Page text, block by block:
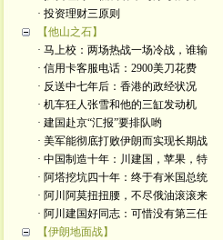
· 投资理财三原则
【他山之石】
· 马上校：两场热战一场冷战，谁输
· 信用卡客服电话：2900美刀花费
· 反送中七年后：香港的政经状况
· 机车狂人张雪和他的三缸发动机
· 建国赴京“汇报”要排队哟
· 美军能彻底打败伊朗而实现长期战
· 中国制造十年：川建国，苹果，特
· 阿塔挖坑四十年：终于有米国总统
· 阿川阿莫扭扭腰，不尽俄油滚滚来
· 阿川建国好同志：可惜没有第三任
【伊朗地面战】